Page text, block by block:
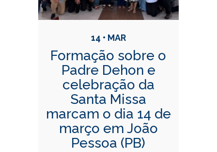
14 • MAR
Formação sobre o
Padre Dehon e
celebração da
Santa Missa
marcam o dia 14 de
março em João
Pessoa (PB)